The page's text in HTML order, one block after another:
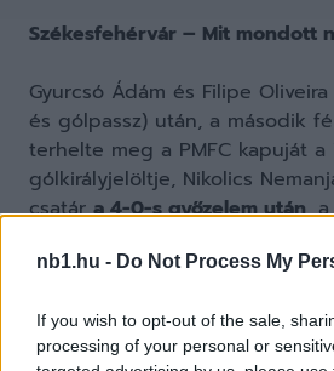
nb1.hu - Do Not Process My
If you wish to opt-out of the sale,
processing of your personal or
Székesfehérvár – Mit mondott
Gyurcsó Ádám és Filipe
és gólpassz) után, a második
terhelte meg a PMFC kapuját
gólkirályjelöltje, Nikolics
csatára 4-0-s győzelem után,
mikrofonja előtt egy titkos
Fotó: vidi.hu